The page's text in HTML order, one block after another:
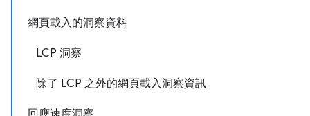
網頁載入的洞察資料
LCP 洞察
除了 LCP 之外的網頁載入洞察資訊